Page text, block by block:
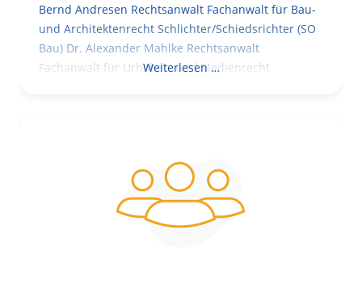
Bernd Andresen Rechtsanwalt Fachanwalt für Bau-
und Architektenrecht Schlichter/Schiedsrichter (SO
Bau) Dr. Alexander Mahlke Rechtsanwalt
Fachanwalt für Urheber- und Medienrecht
Weiterlesen …